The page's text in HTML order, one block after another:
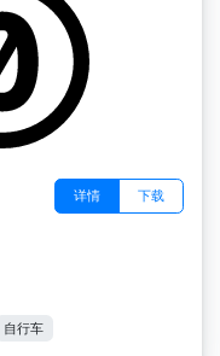
详情 下载
自行车